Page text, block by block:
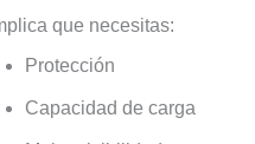
que necesitas:
Protección
Capacidad de carga